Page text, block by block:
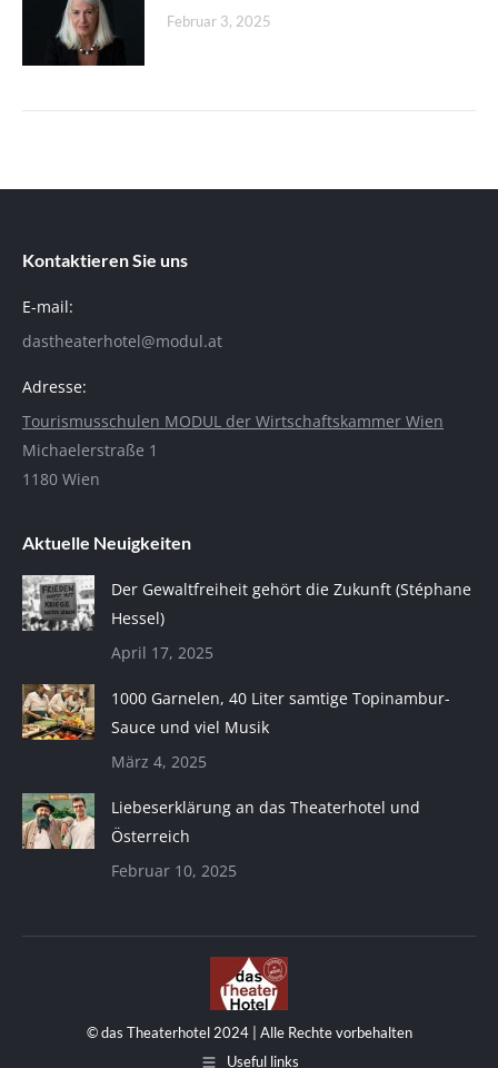
Februar 3, 2025
Kontaktieren Sie uns
E-mail:
dastheaterhotel@modul.at
Adresse:
Tourismusschulen MODUL der Wirtschaftskammer Wien
Michaelerstraße 1
1180 Wien
Aktuelle Neuigkeiten
Der Gewaltfreiheit gehört die Zukunft (Stéphane
Hessel)
April 17, 2025
1000 Garnelen, 40 Liter samtige Topinambur-
Sauce und viel Musik
März 4, 2025
Liebeserklärung an das Theaterhotel und
Österreich
Februar 10, 2025
© das Theaterhotel 2024 | Alle Rechte vorbehalten
Useful links